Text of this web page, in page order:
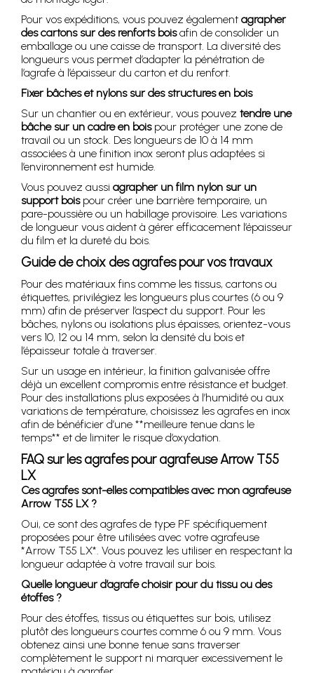
Pour vos expéditions, vous pouvez également agrapher
des cartons sur des renforts boisafin de consolider un
emballage ou une caisse de transport. La diversité des
longueurs vous permet d’adapter la pénétration de
l’agrafe à l’épaisseur du carton et du renfort.
Fixer bâches et nylons sur des structures en bois
Sur un chantier ou en extérieur, vous pouvez tendre une
bâche sur un cadre en boispour protéger une zone de
travail ou un stock. Des longueurs de 10 à 14 mm
associées à une finition inox seront plus adaptées si
l’environnement est humide.
Vous pouvez aussi agrapher un film nylon sur un
support boispour créer une barrière temporaire, un
pare-poussière ou un habillage provisoire. Les variations
de longueur vous aident à gérer efficacement l’épaisseur
du film et la dureté du bois.
Guide de choix des agrafes pour vos travaux
Pour des matériaux fins comme les tissus, cartons ou
étiquettes, privilégiez les longueurs plus courtes (6 ou 9
mm) afin de préserver l’aspect du support. Pour les
bâches, nylons ou isolations plus épaisses, orientez-vous
vers 10, 12 ou 14 mm, selon la densité du bois et
l’épaisseur totale à traverser.
Sur un usage en intérieur, la finition galvanisée offre
déjà un excellent compromis entre résistance et budget.
Pour des installations plus exposées à l’humidité ou aux
variations de température, choisissez les agrafes en inox
afin de bénéficier d’une **meilleure tenue dans le
temps** et de limiter le risque d’oxydation.
FAQ sur les agrafes pour agrafeuse Arrow T55
LX
Ces agrafes sont-elles compatibles avec mon agrafeuse
Arrow T55 LX ?
Oui, ce sont des agrafes de type PF spécifiquement
proposées pour être utilisées avec votre agrafeuse
*Arrow T55 LX*. Vous pouvez les utiliser en respectant la
longueur adaptée à votre travail sur bois.
Quelle longueur d’agrafe choisir pour du tissu ou des
étoffes ?
Pour des étoffes, tissus ou étiquettes sur bois, utilisez
plutôt des longueurs courtes comme 6 ou 9 mm. Vous
obtenez ainsi une bonne tenue sans traverser
complètement le support ni marquer excessivement le